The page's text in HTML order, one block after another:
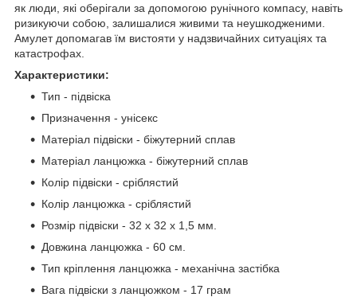
як люди, які оберігали за допомогою рунічного компасу, навіть
ризикуючи собою, залишалися живими та неушкодженими.
Амулет допомагав їм вистояти у надзвичайних ситуаціях та
катастрофах.
Характеристики:
Тип - підвіска
Призначення - унісекс
Матеріал підвіски - біжутерний сплав
Матеріал ланцюжка - біжутерний сплав
Колір підвіски - сріблястий
Колір ланцюжка - сріблястий
Розмір підвіски - 32 х 32 х 1,5 мм.
Довжина ланцюжка - 60 см.
Тип кріплення ланцюжка - механічна застібка
Вага підвіски з ланцюжком - 17 грам